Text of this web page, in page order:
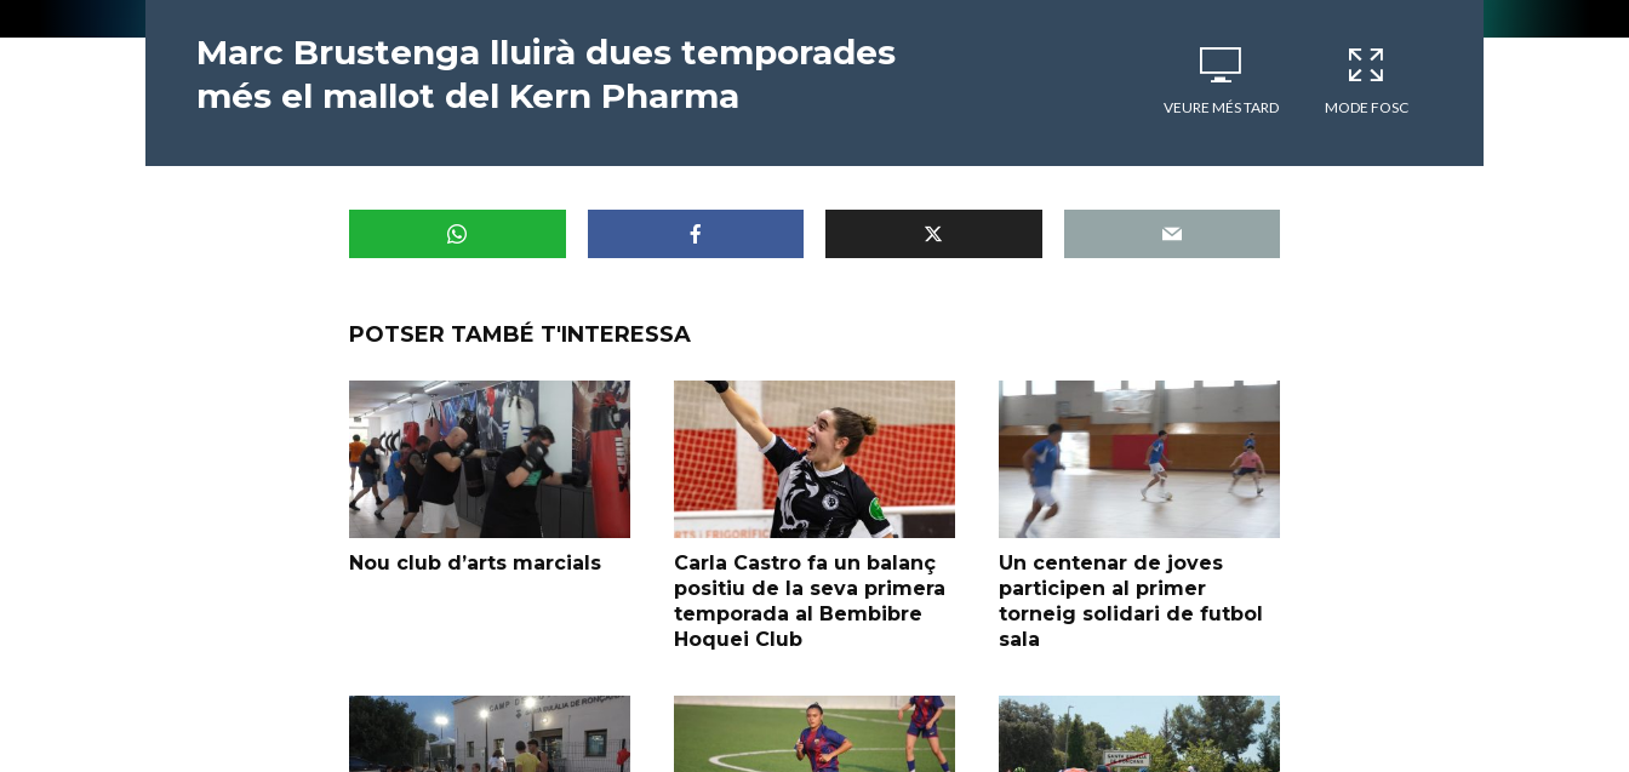
Marc Brustenga lluirà dues temporades
més el mallot del Kern Pharma
VEURE MÉS TARD MODE FOSC
POTSER TAMBÉ T'INTERESSA
Nou club d’arts marcials
Carla Castro fa un balanç
positiu de la seva primera
temporada al Bembibre
Hoquei Club
Un centenar de joves
participen al primer
torneig solidari de futbol
sala